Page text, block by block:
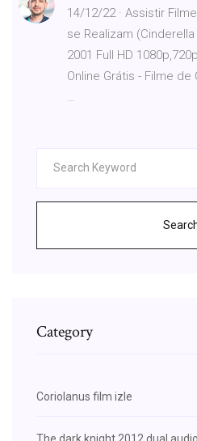
14/12/22 · Assistir
se Realizam
2001 Full HD
Online Grátis - Filme
…
Category
Coriolanus film izle
The dark knight 2012 dual audio